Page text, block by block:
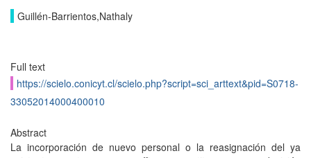
Guillén-Barrientos,Nathaly
Full text
https://scielo.conicyt.cl/scielo.php?script=sci_arttext&pid=S0718-
33052014000400010
Abstract
La incorporación de nuevo personal o la reasignación del ya